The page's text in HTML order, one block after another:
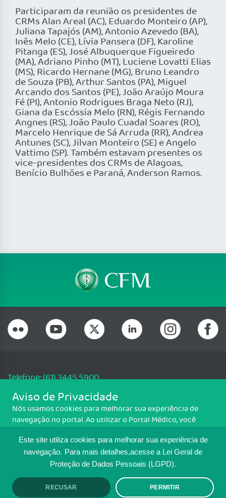
Este site utiliza cookies para melhorar sua experiência de
navegação. Para mais detalhes,acesse a Lei Geral de
Proteção de Dados Pessoais (LGPD).
RECUSAR PERMITIR
Participaram da reunião os presidentes de
CRMs Alan Areal (AC), Eduardo Monteiro (AP),
Juliana Tapajós (AM), Antonio Azevedo (BA),
Inês Melo (CE), Lívia Pansera (DF), Karoline
Pitanga (ES), José Albuquerque Figueiredo
(MA), Adriano Pinho (MT), Luciene Lovatti Elias
(MS), Ricardo Hernane (MG), Bruno Leandro
de Souza (PB), Arthur Santos (PA), Miguel
Arcando dos Santos (PE), João Araújo Moura
Fé (PI), Antonio Rodrigues Braga Neto (RJ),
Giana da Escóssia Melo (RN), Régis Fernando
Angnes (RS), João Paulo Cuadal Soares (RO),
Marcelo Henrique de Sá Arruda (RR), Andrea
Antunes (SC), Jilvan Monteiro (SE) e Angelo
Vattimo (SP). Também estavam presentes os
vice-presidentes dos CRMs de Alagoas,
Benício Bulhões e Paraná, Anderson Ramos.
Telefone: (61) 3445 5900
Email: cfm@portalmedico.org.br
SGAS 616, Conjunto D, Lote 115, L2 Sul, Brasília/DF - CEP: 70200-760 -
CNPJ: 33.583.550/0001-30
MAPA DO SITE
TRANSPARÊNCIA E PRESTAÇÃO DE
CONTAS
Aviso de Privacidade
Nós usamos cookies para melhorar sua experiência de
navegação no portal. Ao utilizar o Portal Médico, você
Para ter mais informações sobre como isso é feito, acesse
Política de cookies. Se você concorda, clique em ACEITO.
ACEITO